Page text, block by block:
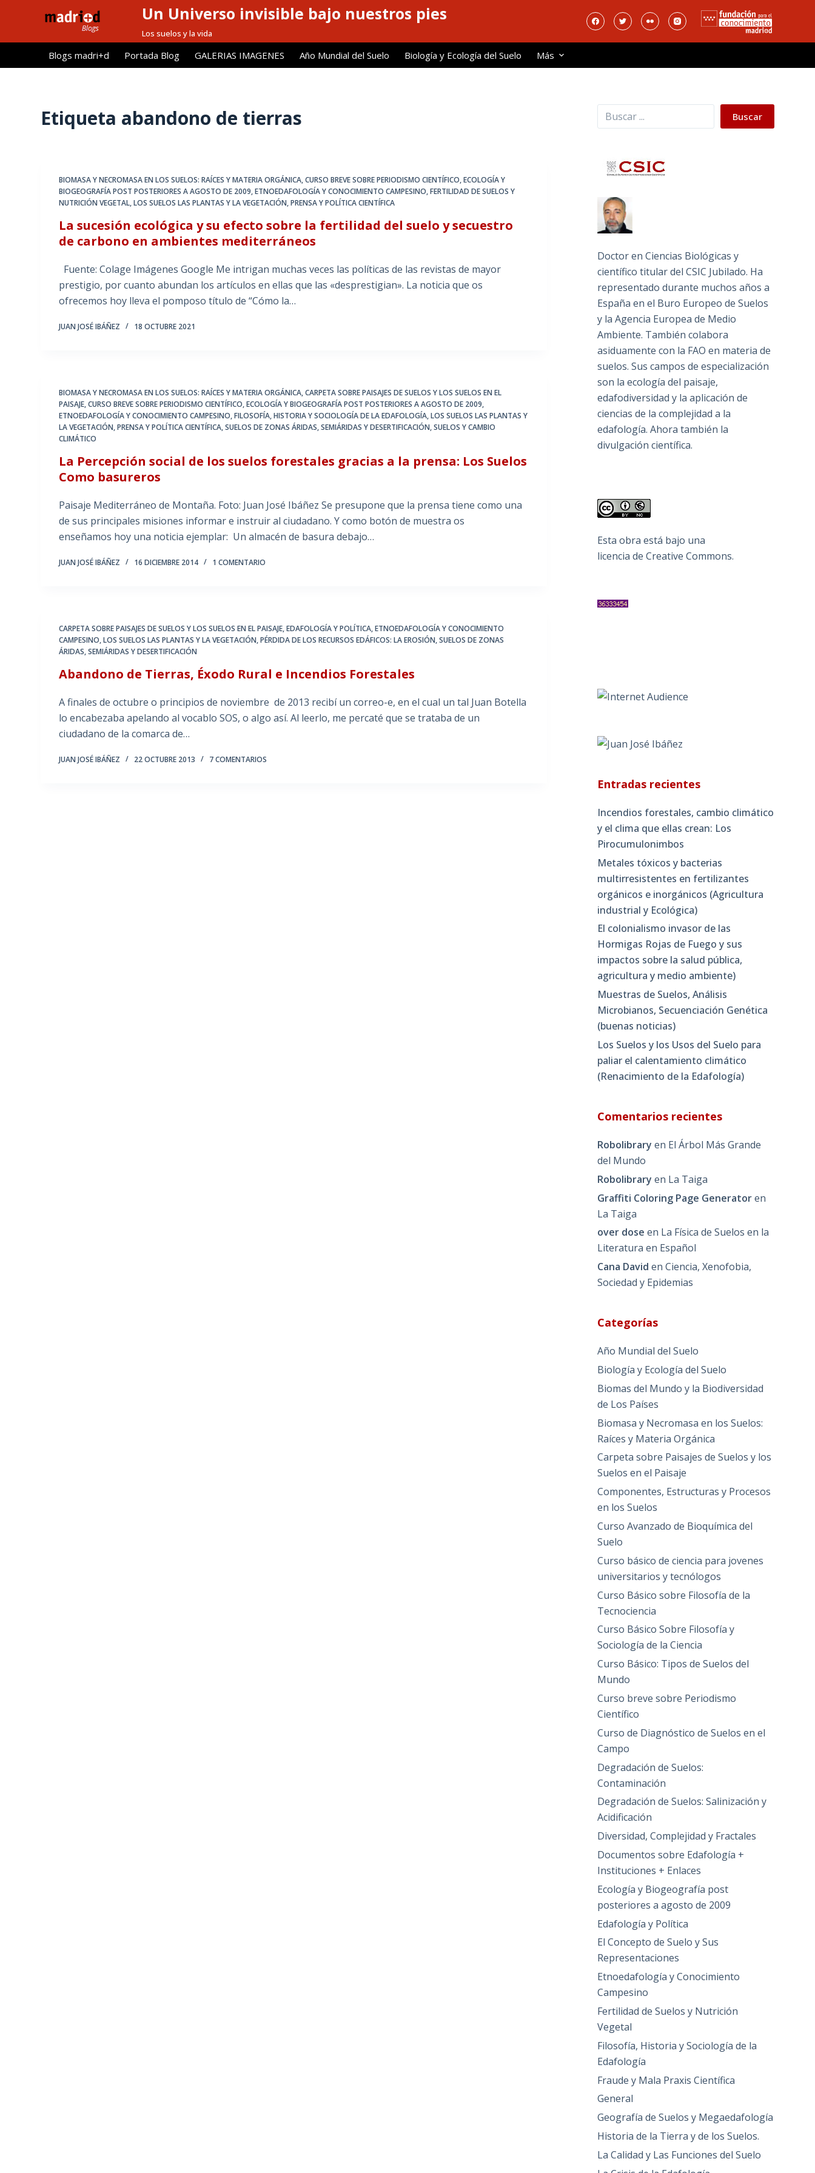
l
Un Universo invisible bajo nuestros pies
Los suelos y la vida
Blogs madri+d Portada Blog GALERIAS IMAGENES Año Mundial del Suelo Biología y Ecología del Suelo Más
Etiqueta abandono de tierras
BIOMASA Y NECROMASA EN LOS SUELOS: RAÍCES Y MATERIA ORGÁNICA,CURSO BREVE SOBRE PERIODISMO CIENTÍFICO,ECOLOGÍA Y
BIOGEOGRAFÍA POST POSTERIORES A AGOSTO DE 2009,ETNOEDAFOLOGÍA Y CONOCIMIENTO CAMPESINO,FERTILIDAD DE SUELOS Y
NUTRICIÓN VEGETAL,LOS SUELOS LAS PLANTAS Y LA VEGETACIÓN,PRENSA Y POLÍTICA CIENTÍFICA
La sucesión ecológica y su efecto sobre la fertilidad del suelo y secuestro
de carbono en ambientes mediterráneos
Fuente: Colage Imágenes Google Me intrigan muchas veces las políticas de las revistas de mayor
prestigio, por cuanto abundan los artículos en ellas que las «desprestigian». La noticia que os
ofrecemos hoy lleva el pomposo título de “Cómo la…
JUAN JOSÉ IBÁÑEZ 18 OCTUBRE 2021
BIOMASA Y NECROMASA EN LOS SUELOS: RAÍCES Y MATERIA ORGÁNICA,CARPETA SOBRE PAISAJES DE SUELOS Y LOS SUELOS EN EL
PAISAJE,CURSO BREVE SOBRE PERIODISMO CIENTÍFICO,ECOLOGÍA Y BIOGEOGRAFÍA POST POSTERIORES A AGOSTO DE 2009,
ETNOEDAFOLOGÍA Y CONOCIMIENTO CAMPESINO,FILOSOFÍA, HISTORIA Y SOCIOLOGÍA DE LA EDAFOLOGÍA,LOS SUELOS LAS PLANTAS Y
LA VEGETACIÓN,PRENSA Y POLÍTICA CIENTÍFICA,SUELOS DE ZONAS ÁRIDAS, SEMIÁRIDAS Y DESERTIFICACIÓN,SUELOS Y CAMBIO
CLIMÁTICO
La Percepción social de los suelos forestales gracias a la prensa: Los Suelos
Como basureros
Paisaje Mediterráneo de Montaña. Foto: Juan José Ibáñez Se presupone que la prensa tiene como una
de sus principales misiones informar e instruir al ciudadano. Y como botón de muestra os
enseñamos hoy una noticia ejemplar: Un almacén de basura debajo…
JUAN JOSÉ IBÁÑEZ 16 DICIEMBRE 2014 1 COMENTARIO
CARPETA SOBRE PAISAJES DE SUELOS Y LOS SUELOS EN EL PAISAJE,EDAFOLOGÍA Y POLÍTICA,ETNOEDAFOLOGÍA Y CONOCIMIENTO
CAMPESINO,LOS SUELOS LAS PLANTAS Y LA VEGETACIÓN,PÉRDIDA DE LOS RECURSOS EDÁFICOS: LA EROSIÓN,SUELOS DE ZONAS
ÁRIDAS, SEMIÁRIDAS Y DESERTIFICACIÓN
Abandono de Tierras, Éxodo Rural e Incendios Forestales
A finales de octubre o principios de noviembre de 2013 recibí un correo-e, en el cual un tal Juan Botella
lo encabezaba apelando al vocablo SOS, o algo así. Al leerlo, me percaté que se trataba de un
ciudadano de la comarca de…
JUAN JOSÉ IBÁÑEZ 22 OCTUBRE 2013 7 COMENTARIOS
Buscar Buscar
Doctor en Ciencias Biológicas y
científico titular del CSIC Jubilado. Ha
representado durante muchos años a
España en el Buro Europeo de Suelos
y la Agencia Europea de Medio
Ambiente. También colabora
asiduamente con la FAO en materia de
suelos. Sus campos de especialización
son la ecología del paisaje,
edafodiversidad y la aplicación de
ciencias de la complejidad a la
edafología. Ahora también la
divulgación científica.
Esta obra está bajo una
licencia de Creative Commons.
Entradas recientes
Incendios forestales, cambio climático
y el clima que ellas crean: Los
Pirocumulonimbos
Metales tóxicos y bacterias
multirresistentes en fertilizantes
orgánicos e inorgánicos (Agricultura
industrial y Ecológica)
El colonialismo invasor de las
Hormigas Rojas de Fuego y sus
impactos sobre la salud pública,
agricultura y medio ambiente)
Muestras de Suelos, Análisis
Microbianos, Secuenciación Genética
(buenas noticias)
Los Suelos y los Usos del Suelo para
paliar el calentamiento climático
(Renacimiento de la Edafología)
Comentarios recientes
Robolibrary en El Árbol Más Grande
del Mundo
Robolibrary en La Taiga
Graffiti Coloring Page Generatoren
La Taiga
over dose en La Física de Suelos en la
Literatura en Español
Cana David enCiencia, Xenofobia,
Sociedad y Epidemias
Categorías
Año Mundial del Suelo
Biología y Ecología del Suelo
Biomas del Mundo y la Biodiversidad
de Los Países
Biomasa y Necromasa en los Suelos:
Raíces y Materia Orgánica
Carpeta sobre Paisajes de Suelos y los
Suelos en el Paisaje
Componentes, Estructuras y Procesos
en los Suelos
Curso Avanzado de Bioquímica del
Suelo
Curso básico de ciencia para jovenes
universitarios y tecnólogos
Curso Básico sobre Filosofía de la
Tecnociencia
Curso Básico Sobre Filosofía y
Sociología de la Ciencia
Curso Básico: Tipos de Suelos del
Mundo
Curso breve sobre Periodismo
Científico
Curso de Diagnóstico de Suelos en el
Campo
Degradación de Suelos:
Contaminación
Degradación de Suelos: Salinización y
Acidificación
Diversidad, Complejidad y Fractales
Documentos sobre Edafología +
Instituciones + Enlaces
Ecología y Biogeografía post
posteriores a agosto de 2009
Edafología y Política
El Concepto de Suelo y Sus
Representaciones
Etnoedafología y Conocimiento
Campesino
Fertilidad de Suelos y Nutrición
Vegetal
Filosofía, Historia y Sociología de la
Edafología
Fraude y Mala Praxis Científica
General
Geografía de Suelos y Megaedafología
Historia de la Tierra y de los Suelos.
La Calidad y Las Funciones del Suelo